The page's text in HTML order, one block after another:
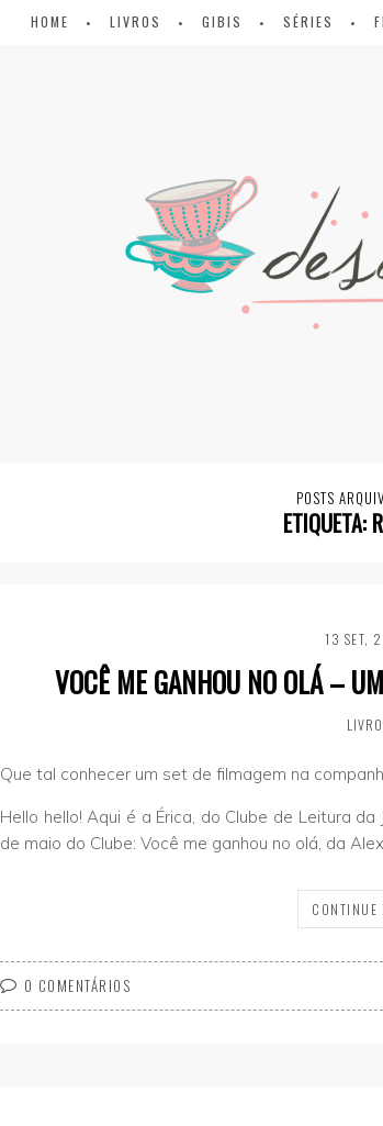
HOME LIVROS GIBIS SÉRIES
POSTS
ETIQUETA:
13 SET,
VOCÊ ME GANHOU NO OLÁ –
Que tal conhecer um set de filmagem na
Hello hello! Aqui é a Érica, do Clube de Leitura
de maio do Clube: Você me ganhou no olá, da
CONTINUE
0 COMENTÁRIOS